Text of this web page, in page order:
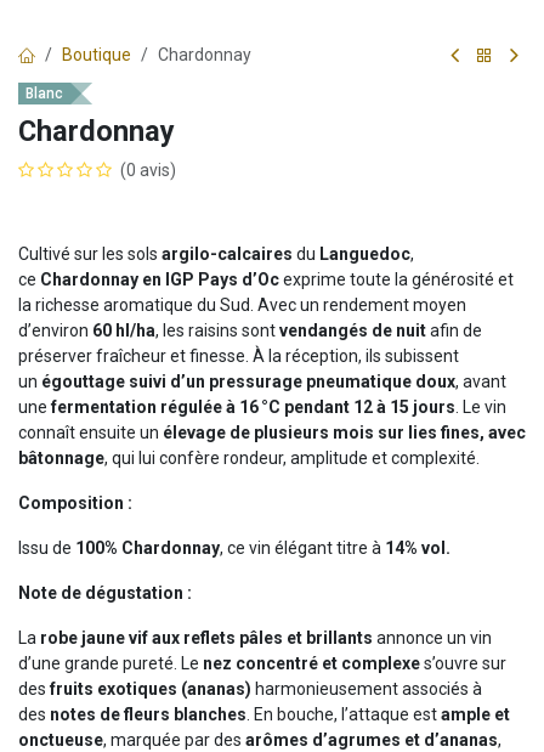
Boutique Chardonnay
Blanc
Chardonnay
(0 avis)
Cultivé sur les sols argilo-calcaires du Languedoc,
ce Chardonnay en IGP Pays d’Ocexprime toute la générosité et
la richesse aromatique du Sud. Avec un rendement moyen
d’environ 60 hl/ha, les raisins sontvendangés de nuitafin de
préserver fraîcheur et finesse. À la réception, ils subissent
un égouttage suivi d’un pressurage pneumatique doux, avant
unefermentation régulée à 16 °C pendant 12 à 15 jours. Le vin
connaît ensuite un élevage de plusieurs mois sur lies fines, avec
bâtonnage, qui lui confère rondeur, amplitude et complexité.
Composition :
Issu de 100% Chardonnay, ce vin élégant titre à 14% vol.
Note de dégustation :
La robe jaune vif aux reflets pâles et brillants annonce un vin
d’une grande pureté. Le nez concentré et complexes’ouvre sur
desfruits exotiques (ananas) harmonieusement associés à
des notes de fleurs blanches. En bouche, l’attaque estample et
onctueuse, marquée par des arômes d’agrumes et d’ananas,